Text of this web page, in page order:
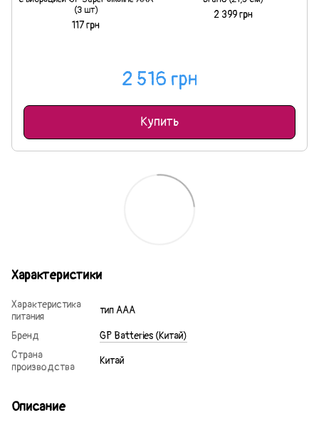
(3 шт)
117 грн
2 399 грн
2 516 грн
Купить
Характеристики
Характеристика
питания
тип ААА
Бренд
GP Batteries (Китай)
Страна
производства
Китай
Описание